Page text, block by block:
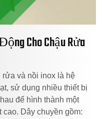
Cho Chậu Rửa
rửa và nồi inox là hệ
sử dụng nhiều thiết bị
để hình thành một
cao. Dây chuyền gồm: